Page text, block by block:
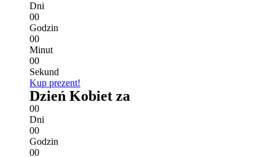
Dni
00
Godzin
00
Minut
00
Sekund
Kup prezent!
Dzień Kobiet za
00
Dni
00
Godzin
00